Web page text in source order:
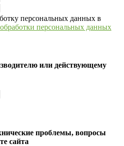
персональных данных в
персональных данных
или действующему
проблемы, вопросы
сайта